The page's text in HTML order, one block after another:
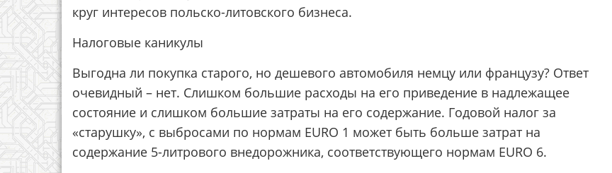
круг интересов польско-литовского бизнеса.
Налоговые каникулы
Выгодна ли покупка старого, но дешевого автомобиля немцу или французу? Ответ
очевидный – нет. Слишком большие расходы на его приведение в надлежащее
состояние и слишком большие затраты на его содержание. Годовой налог за
«старушку», с выбросами по нормам EURO 1 может быть больше затрат на
содержание 5-литрового внедорожника, соответствующего нормам EURO 6.